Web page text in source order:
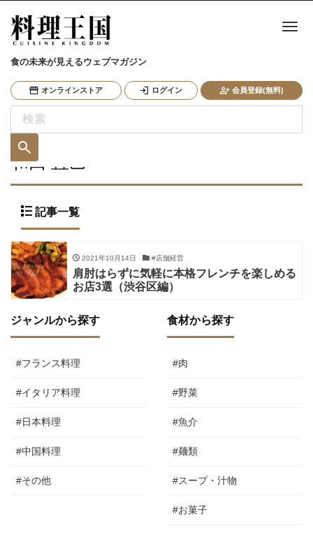
食の未来が見えるウェブマガジン
オンラインストア ログイン 会員登録(無料)
ナ
和田 直己
記事一覧
2021年10月14日 #店舗経営
肩肘はらずに気軽に本格フレンチを楽しめる
お店3選（渋谷区編）
ジャンルから探す
#フランス料理
#イタリア料理
#日本料理
#中国料理
#その他
食材から探す
#肉
#野菜
#魚介
#麺類
#スープ・汁物
#お菓子